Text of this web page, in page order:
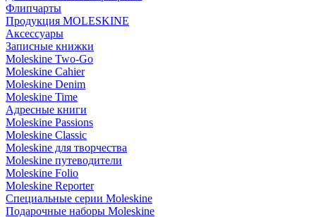
Флипчарты
Продукция MOLESKINE
Аксессуары
Записные книжки
Moleskine Two-Go
Moleskine Cahier
Moleskine Denim
Moleskine Time
Адресные книги
Moleskine Passions
Moleskine Classic
Moleskine для творчества
Moleskine путеводители
Moleskine Folio
Moleskine Reporter
Специальные серии Moleskine
Подарочные наборы Moleskine